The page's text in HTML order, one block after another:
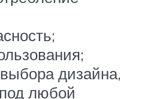
дизайна,
любой